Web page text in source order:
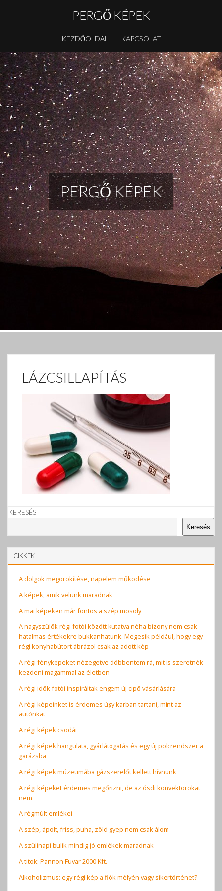
PERGŐ KÉPEK
KEZDŐOLDAL KAPCSOLAT
PERGŐ KÉPEK
LÁZCSILLAPÍTÁS
KERESÉS
Keresés
CIKKEK
A dolgok megörökítése, napelem működése
A képek, amik velünk maradnak
A mai képeken már fontos a szép mosoly
A nagyszülők régi fotói között kutatva néha bizony nem csak
hatalmas értékekre bukkanhatunk. Megesik például, hogy egy
régi konyhabútort ábrázol csak az adott kép
A régi fényképeket nézegetve döbbentem rá, mit is szeretnék
kezdeni magammal az életben
A régi idők fotói inspiráltak engem új cipő vásárlására
A régi képeinket is érdemes úgy karban tartani, mint az
autónkat
A régi képek csodái
A régi képek hangulata, gyárlátogatás és egy új polcrendszer a
garázsba
A régi képek múzeumába gázszerelőt kellett hívnunk
A régi képeket érdemes megőrizni, de az ósdi konvektorokat
nem
A régmúlt emlékei
A szép, ápolt, friss, puha, zöld gyep nem csak álom
A szülinapi bulik mindig jó emlékek maradnak
A titok: Pannon Fuvar 2000 Kft.
Alkoholizmus: egy régi kép a fiók mélyén vagy sikertörténet?